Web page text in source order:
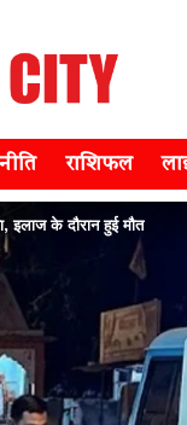
राशिफल
इलाज के दौरान हुई मौत